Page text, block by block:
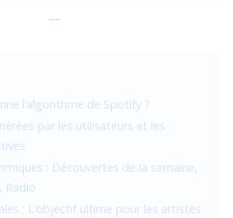
—
l’algorithme de Spotify ?
par les utilisateurs et les
: Découvertes de la semaine,
Radio
: L’objectif ultime pour les artistes